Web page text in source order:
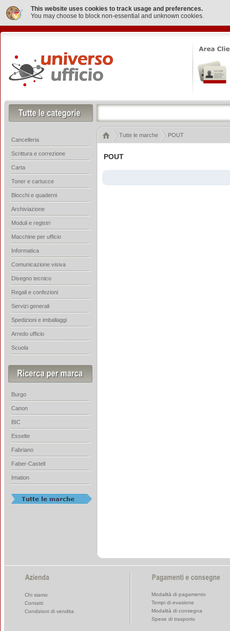
This website uses cookies to track usage and preferences.
You may choose to block non-essential and unknown cookies.
POUT
Cancelleria
Scrittura e correzione
Carta
Toner e cartucce
Blocchi e quaderni
Archiviazione
Moduli e registri
Macchine per ufficio
Informatica
Comunicazione visiva
Disegno tecnico
Regali e confezioni
Servizi generali
Spedizioni e imballaggi
Arredo ufficio
Scuola
Burgo
Canon
BIC
Esselte
Fabriano
Faber-Castell
Imation
Tutte le marche POUT
Chi siamo
Contatti
Condizioni di vendita
Modalità di pagamento
Tempi di evasione
Modalità di consegna
Spese di trasporto